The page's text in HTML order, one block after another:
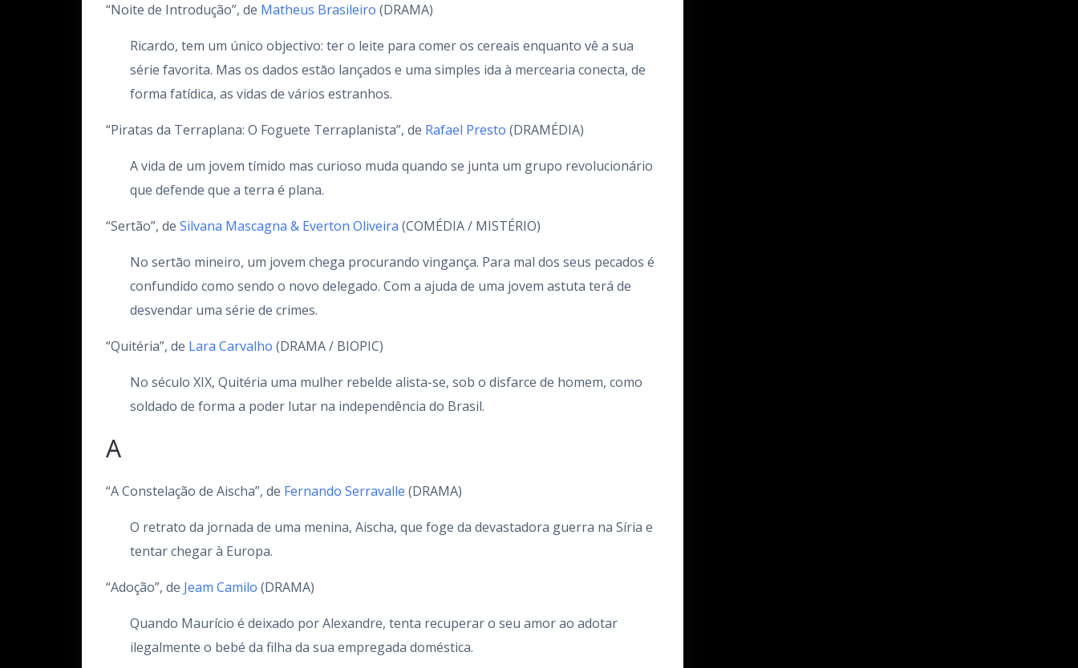
“Noite de Introdução”, de Matheus Brasileiro (DRAMA)
Ricardo, tem um único objectivo: ter o leite para comer os cereais enquanto vê a sua
série favorita. Mas os dados estāo lançados e uma simples ida à mercearia conecta, de
forma fatídica, as vidas de vários estranhos.
“Piratas da Terraplana: O Foguete Terraplanista”, de Rafael Presto (DRAMÉDIA)
A vida de um jovem tímido mas curioso muda quando se junta um grupo revolucionário
que defende que a terra é plana.
“Sertão”, de Silvana Mascagna & Everton Oliveira (COMÉDIA / MISTÉRIO)
No sertāo mineiro, um jovem chega procurando vingança. Para mal dos seus pecados é
confundido como sendo o novo delegado. Com a ajuda de uma jovem astuta terá de
desvendar uma série de crimes.
“Quitéria”, de Lara Carvalho (DRAMA / BIOPIC)
No século XIX, Quitéria uma mulher rebelde alista-se, sob o disfarce de homem, como
soldado de forma a poder lutar na independência do Brasil.
A
“A Constelação de Aischa”, de Fernando Serravalle (DRAMA)
O retrato da jornada de uma menina, Aischa, que foge da devastadora guerra na Síria e
tentar chegar à Europa.
“Adoção”, de Jeam Camilo (DRAMA)
Quando Maurício é deixado por Alexandre, tenta recuperar o seu amor ao adotar
ilegalmente o bebé da filha da sua empregada doméstica.